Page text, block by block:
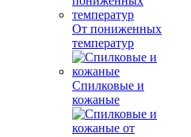
От пониженных
температур
Спилковые и
кожаные